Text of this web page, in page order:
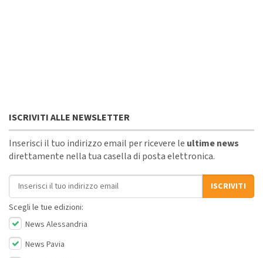
ISCRIVITI ALLE NEWSLETTER
Inserisci il tuo indirizzo email per ricevere le ultime news
direttamente nella tua casella di posta elettronica.
Indirizzo email
ISCRIVITI
Scegli le tue edizioni:
News Alessandria
News Pavia